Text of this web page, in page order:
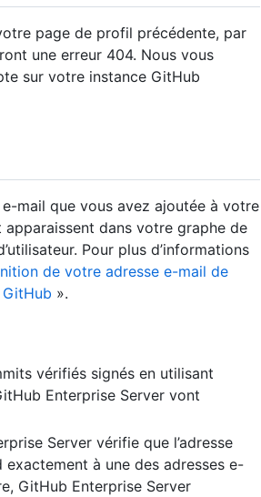
page de profil précédente, par
une erreur 404. Nous vous
sur votre instance GitHub
mail que vous avez ajoutée à votre
dans votre graphe de
Pour plus d’informations
de votre adresse e-mail de
».
vérifiés signés en utilisant
Enterprise Server vont
Server vérifie que l’adresse
à une des adresses e-
GitHub Enterprise Server